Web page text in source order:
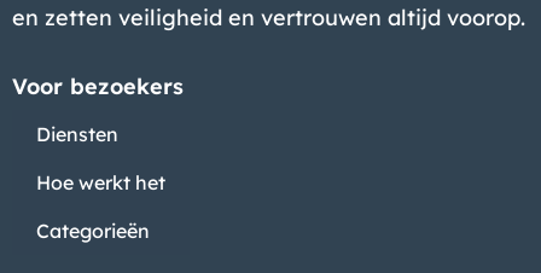
en zetten veiligheid en vertrouwen altijd voorop.
Voor bezoekers
Diensten
Hoe werkt het
Categorieën